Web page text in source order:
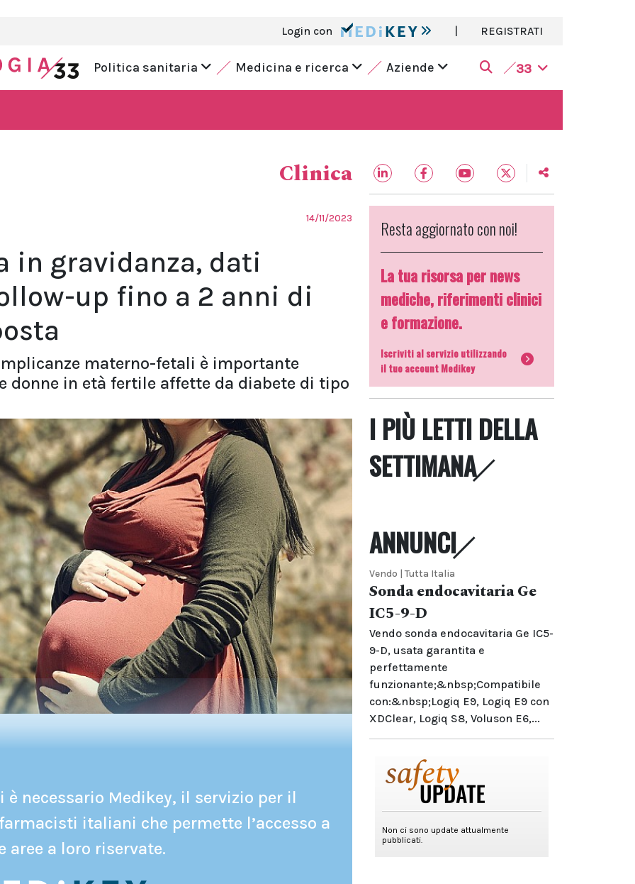
Login con | REGISTRATI
Politica sanitaria Medicina e ricerca Aziende 33
Clinica
14/11/2023
in gravidanza, dati
up fino a 2 anni di
materno-fetali è importante
donne in età fertile affette da diabete di tipo
necessario Medikey, il servizio per il
italiani che permette l’accesso a
aree a loro riservate.
Resta aggiornato con noi!
La tua risorsa per news
mediche, riferimenti clinici
e formazione.
Iscriviti al servizio utilizzando
il tuo account Medikey
I PIÙ LETTI DELLA
SETTIMANA
ANNUNCI
Vendo | Tutta Italia
Sonda endocavitaria Ge
IC5-9-D
Vendo sonda endocavitaria Ge IC5-
9-D, usata garantita e
perfettamente
funzionante;&nbsp;Compatibile
con:&nbsp;Logiq E9, Logiq E9 con
XDClear, Logiq S8, Voluson E6,...